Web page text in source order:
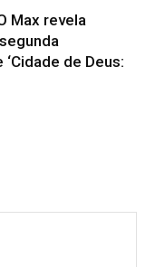
Max revela
de Deus: